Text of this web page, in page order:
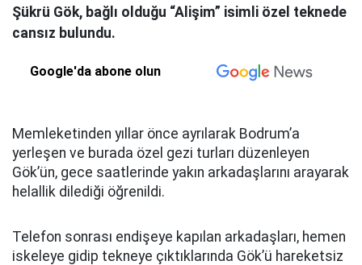
Şükrü Gök, bağlı olduğu “Alişim” isimli özel teknede
cansız bulundu.
Google'da abone olun
Memleketinden yıllar önce ayrılarak Bodrum’a
yerleşen ve burada özel gezi turları düzenleyen
Gök’ün, gece saatlerinde yakın arkadaşlarını arayarak
helallik dilediği öğrenildi.
Telefon sonrası endişeye kapılan arkadaşları, hemen
iskeleye gidip tekneye çıktıklarında Gök’ü hareketsiz